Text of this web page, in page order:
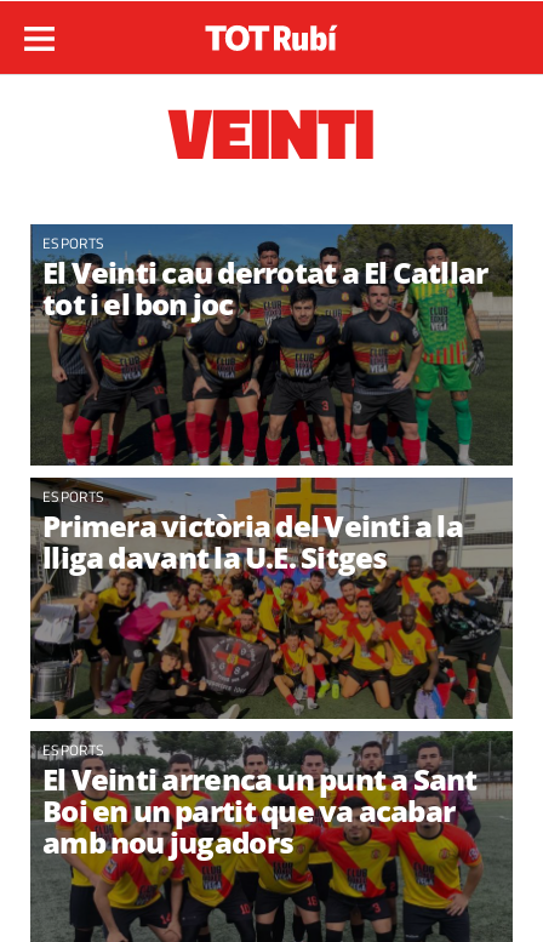
VEINTI
ESPORTS
El Veinti cau derrotat a El Catllar
tot i el bon joc
ESPORTS
Primera victòria del Veinti a la
lliga davant la U.E. Sitges
ESPORTS
El Veinti arrenca un punt a Sant
Boi en un partit que va acabar
amb nou jugadors